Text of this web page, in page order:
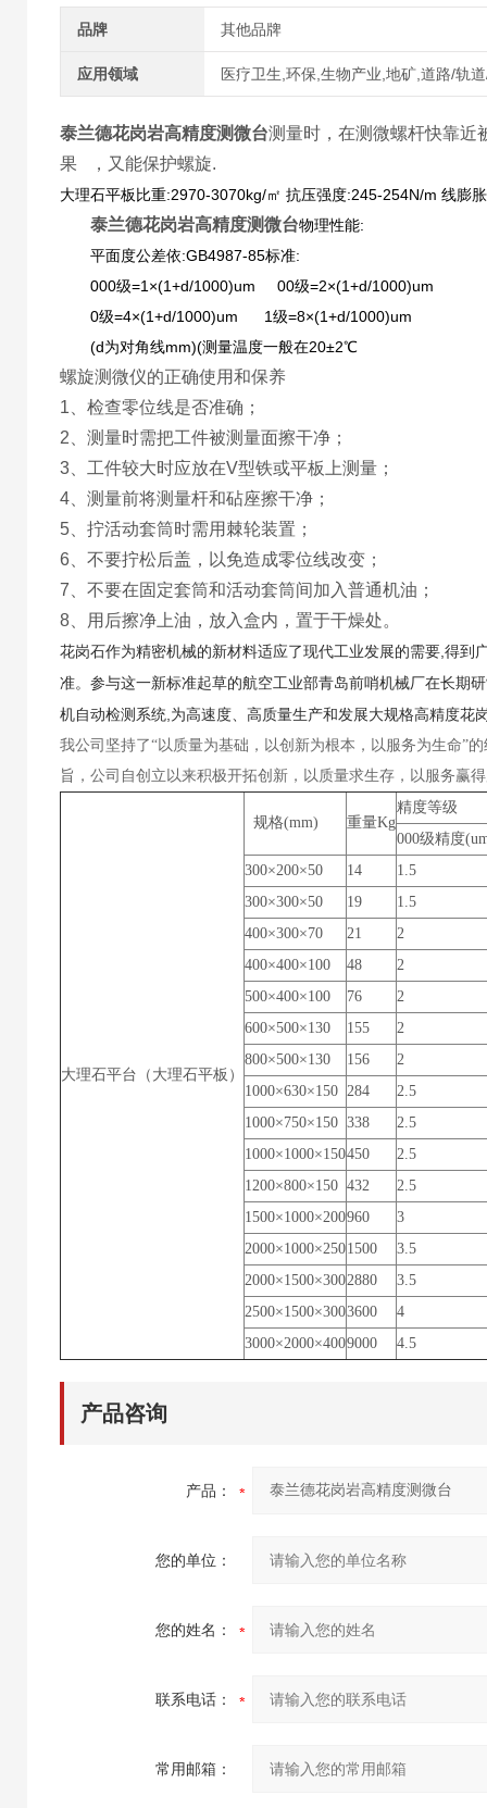
品牌 其他品牌
应用领域 医疗卫生,环保,生物产业,地矿,道路/轨
泰兰德花岗岩高精度测微台测量时，在测微螺杆快靠近
果 ，又能保护螺旋.
大理石平板比重:2970-3070kg/㎡ 抗压强度:245-254N/m 线
泰兰德花岗岩高精度测微台物理性能:
平面度公差依:GB4987-85标准:
000级=1×(1+d/1000)um 00级=2×(1+d/1000)um
0级=4×(1+d/1000)um 1级=8×(1+d/1000)um
(d为对角线mm)(测量温度一般在20±2℃
螺旋测微仪的正确使用和保养
1、检查零位线是否准确；
2、测量时需把工件被测量面擦干净；
3、工件较大时应放在V型铁或平板上测量；
4、测量前将测量杆和砧座擦干净；
5、拧活动套筒时需用棘轮装置；
6、不要拧松后盖，以免造成零位线改变；
7、不要在固定套筒和活动套筒间加入普通机油；
8、用后擦净上油，放入盒内，置于干燥处。
花岗石作为精密机械的新材料适应了现代工业发展的需要 得到
准。参与这一新标准起草的航空工业部青岛前哨机械厂在长期
机自动检测系统 为高速度、高质量生产和发展大规格高精度花
我公司坚持了“以质量为基础，以创新为根本，以服务为生命”
旨，公司自创立以来积极开拓创新，以质量求生存，以服务赢
大理石平台（大理石平板）
规格(mm) 重量Kg
精度等级
000级精度
300×200×50
14
1.5
300×300×50
19
1.5
400×300×70
21
2
400×400×100
48
2
500×400×100
76
2
600×500×130
155
2
800×500×130
156
2
1000×630×150 284
2.5
1000×750×150 338
2.5
1000×1000×150450
2.5
1200×800×150 432
2.5
1500×1000×200960
3
2000×1000×2501500
3.5
2000×1500×3002880
3.5
2500×1500×3003600
4
3000×2000×4009000 4.5
产品咨询
产品：
您的单位：
您的姓名：
联系电话：
常用邮箱：